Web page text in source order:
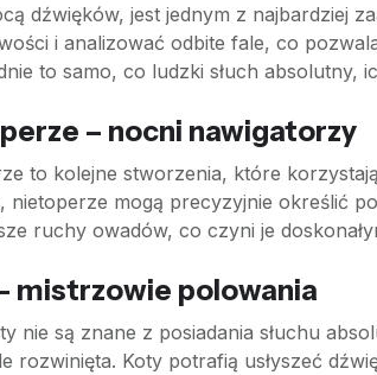
dźwięków, jest jednym z najbardziej
i analizować odbite fale, co
to samo, co ludzki słuch
– nocni nawigatorzy
to kolejne stworzenia, które
nietoperze mogą precyzyjnie określić
ruchy owadów, co czyni je
mistrzowie polowania
nie są znane z posiadania słuchu
rozwinięta. Koty potrafią usłyszeć